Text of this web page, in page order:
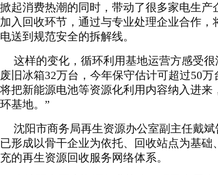
掀起消费热潮的同时，带动了很多家电生产
加入回收环节，通过与专业处理企业合作，
电送到规范安全的拆解线。
这样的变化，循环利用基地运营方感受
废旧冰箱32万台，今年保守估计可超过50万
将把新能源电池等资源化利用内容纳入进来
环基地。”
沈阳市商务局再生资源办公室副主任戴
已形成以骨干企业为依托、回收站点为基础
充的再生资源回收服务网络体系。